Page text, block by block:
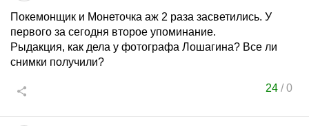
Покемонщик и Монеточка аж 2 раза засветились. У
первого за сегодня второе упоминание.
Рыдакция, как дела у фотографа Лошагина? Все ли
снимки получили?
24 /0